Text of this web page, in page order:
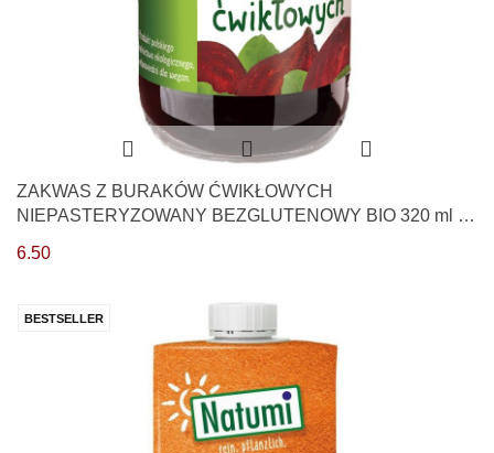
ZAKWAS Z BURAKÓW ĆWIKŁOWYCH
NIEPASTERYZOWANY BEZGLUTENOWY BIO 320 ml -
6.50
BESTSELLER